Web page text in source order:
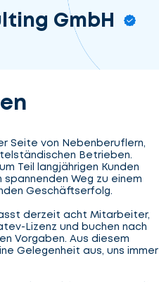
GmbH
Seite von Nebenberuflern,
Betrieben.
Teil langjährigen Kunden
spannenden Weg zu einem
Geschäftserfolg.
derzeit acht Mitarbeiter,
Lizenz und buchen nach
Vorgaben. Aus diesem
Gelegenheit aus, uns immer